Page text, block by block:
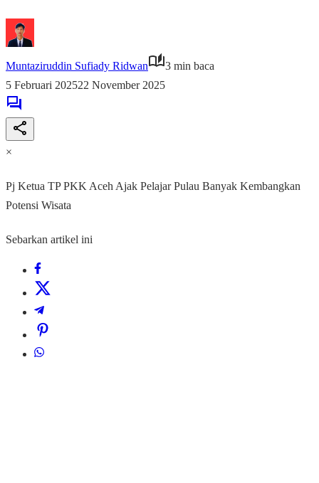
Muntaziruddin Sufiady Ridwan
3 min baca
5 Februari 202522 November 2025
×
Pj Ketua TP PKK Aceh Ajak Pelajar Pulau Banyak Kembangkan
Potensi Wisata
Sebarkan artikel ini